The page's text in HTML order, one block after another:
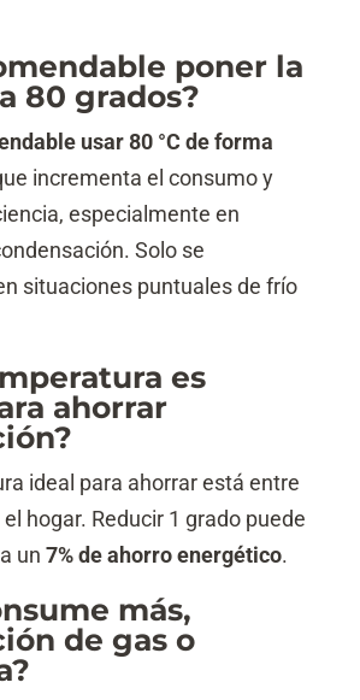
poner la
80 grados?
usar 80 °C de forma
incrementa el consumo y
especialmente en
Solo se
situaciones puntuales de frío
es
ahorrar
ideal para ahorrar está entre
el hogar. Reducir 1 grado puede
un 7% de ahorro energético.
más,
de gas o